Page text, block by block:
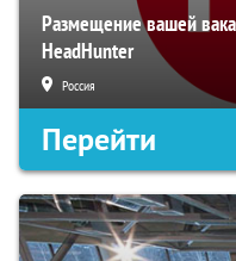
Размещение вашей
HeadHunter
Россия
Перейти